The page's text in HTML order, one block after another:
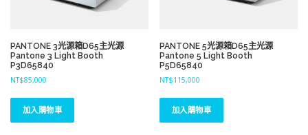
PANTONE 3光源箱D65主光源
Pantone 3 Light Booth
P3D65840
NT$85,000
加入購物車
PANTONE 5光源箱D65主光源
Pantone 5 Light Booth
P5D65840
NT$115,000
加入購物車